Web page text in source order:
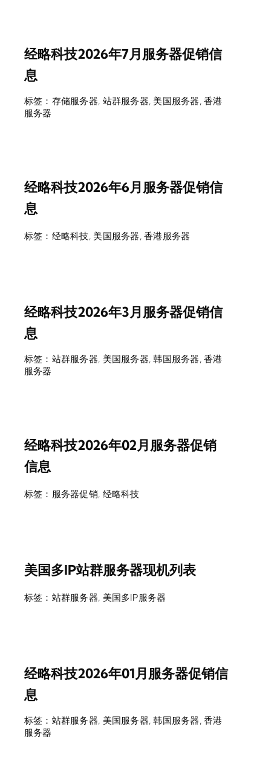
经略科技2026年7月服务器促销信
息
标签： 存储服务器, 站群服务器, 美国服务器,香港
服务器
经略科技2026年6月服务器促销信
息
标签： 经略科技, 美国服务器,香港服务器
经略科技2026年3月服务器促销信
息
标签： 站群服务器, 美国服务器,韩国服务器,香港
服务器
经略科技2026年02月服务器促销
信息
标签： 服务器促销, 经略科技
美国多IP站群服务器现机列表
标签： 站群服务器, 美国多IP服务器
经略科技2026年01月服务器促销信
息
标签： 站群服务器, 美国服务器,韩国服务器,香港
服务器